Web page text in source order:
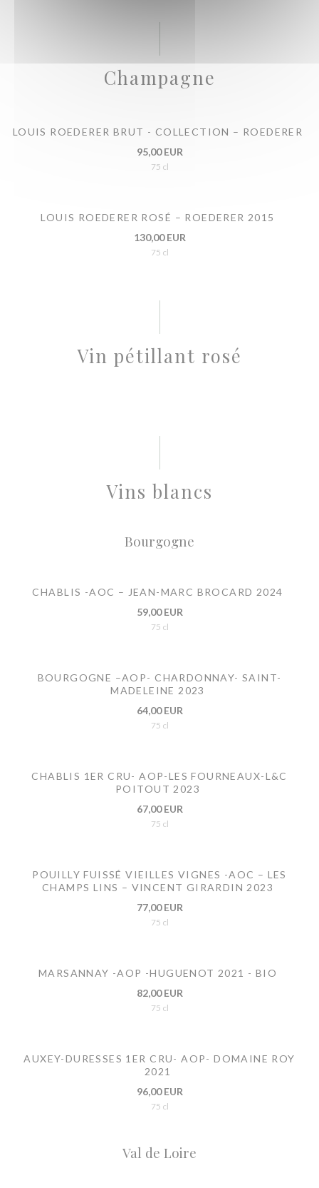
Champagne
LOUIS ROEDERER BRUT - COLLECTION – ROEDERER
95,00 EUR
75 cl
LOUIS ROEDERER ROSÉ – ROEDERER 2015
130,00 EUR
75 cl
Vin pétillant rosé
Vins blancs
Bourgogne
CHABLIS -AOC – JEAN-MARC BROCARD 2024
59,00 EUR
75 cl
BOURGOGNE –AOP- CHARDONNAY- SAINT-
MADELEINE 2023
64,00 EUR
75 cl
CHABLIS 1ER CRU- AOP-LES FOURNEAUX-L&C
POITOUT 2023
67,00 EUR
75 cl
POUILLY FUISSÉ VIEILLES VIGNES -AOC – LES
CHAMPS LINS – VINCENT GIRARDIN 2023
77,00 EUR
75 cl
MARSANNAY -AOP -HUGUENOT 2021 - BIO
82,00 EUR
75 cl
AUXEY-DURESSES 1ER CRU- AOP- DOMAINE ROY
2021
96,00 EUR
75 cl
Val de Loire